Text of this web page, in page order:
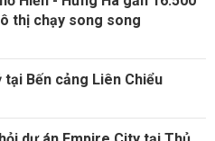
thị chạy song song
Bến cảng Liên Chiểu